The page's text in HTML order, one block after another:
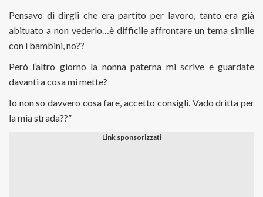
Pensavo di dirgli che era partito per lavoro, tanto era già
abituato a non vederlo…è difficile affrontare un tema simile
con i bambini, no??
Però l’altro giorno la nonna paterna mi scrive e guardate
davanti a cosa mi mette?
Io non so davvero cosa fare, accetto consigli. Vado dritta per
la mia strada??”